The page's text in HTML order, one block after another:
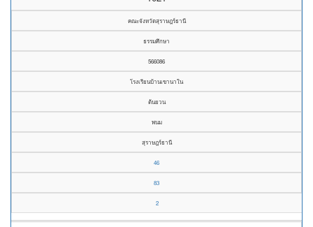
คณะจังหวัดสุราษฎร์ธานี
ธรรมศึกษา
566086
โรงเรียนบ้านเขานาใน
ต้นยวน
พนม
สุราษฎร์ธานี
46
83
2